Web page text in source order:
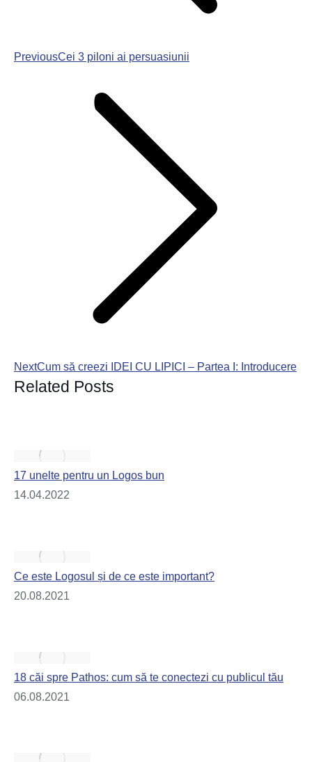
PreviousCei 3 piloni ai persuasiunii
NextCum să creezi IDEI CU LIPICI – Partea I: Introducere
Related Posts
17 unelte pentru un Logos bun
14.04.2022
Ce este Logosul și de ce este important?
20.08.2021
18 căi spre Pathos: cum să te conectezi cu publicul tău
06.08.2021